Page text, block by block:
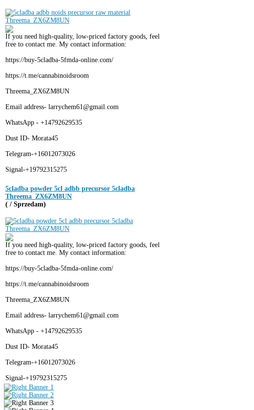
If you need high-quality, low-priced factory goods, feel
free to contact me. My contact information:
https://buy-5cladba-5fmda-online.com/
https://t.me/cannabinoidsroom
Threema_ZX6ZM8UN
Email address- larrychem61@gmail.com
WhatsApp - +14792629535
Dust ID- Morata45
Telegram-+16012073026
Signal-+19792315275
5cladba powder 5cl adbb precursor 5cladba
Threema_ZX6ZM8UN
( / Sprzedam)
If you need high-quality, low-priced factory goods, feel
free to contact me. My contact information:
https://buy-5cladba-5fmda-online.com/
https://t.me/cannabinoidsroom
Threema_ZX6ZM8UN
Email address- larrychem61@gmail.com
WhatsApp - +14792629535
Dust ID- Morata45
Telegram-+16012073026
Signal-+19792315275